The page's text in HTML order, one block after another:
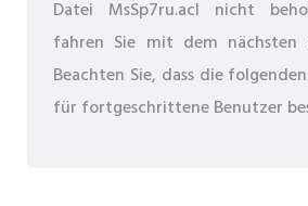
Datei MsSp7ru.acl nicht
fahren Sie mit dem
Beachten Sie, dass die
für fortgeschrittene Benutzer